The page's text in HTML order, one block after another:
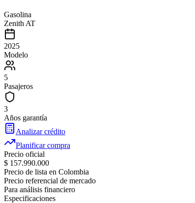
Gasolina
Zenith AT
2025
Modelo
5
Pasajeros
3
Años garantía
Analizar crédito
Planificar compra
Precio oficial
$ 157.990.000
Precio de lista en Colombia
Precio referencial de mercado
Para análisis financiero
Especificaciones